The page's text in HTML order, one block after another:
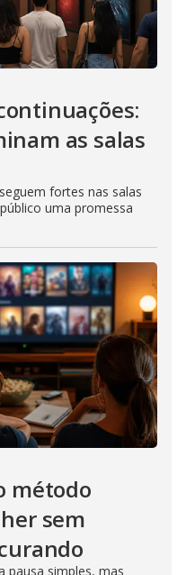
as salas
fortes nas salas
uma promessa
método
sem
pausa simples, mas